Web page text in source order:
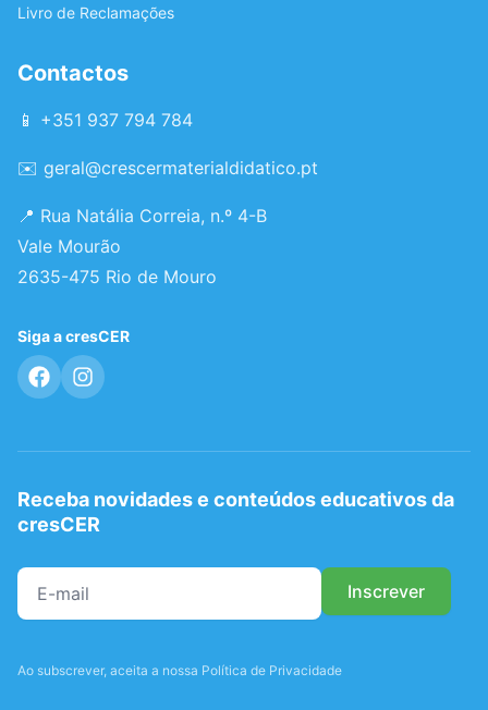
Livro de Reclamações
Contactos
📱 +351 937 794 784
✉️ geral@crescermaterialdidatico.pt
📍 Rua Natália Correia, n.º 4-B
Vale Mourão
2635-475 Rio de Mouro
Siga a cresCER
Receba novidades e conteúdos educativos da
cresCER
Ao subscrever, aceita a nossa Política de Privacidade